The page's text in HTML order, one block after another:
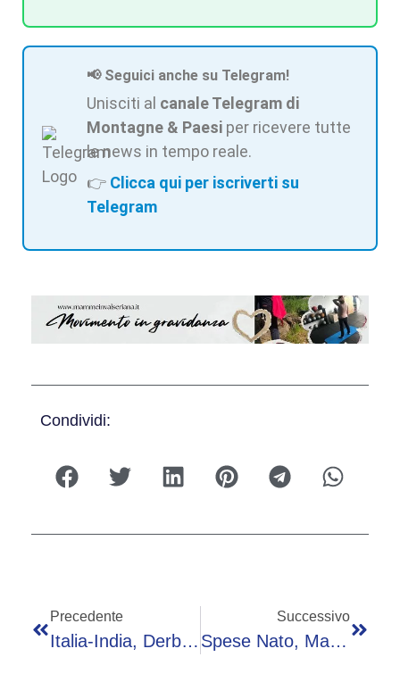
📢 Seguici anche su Telegram!
Unisciti al canale Telegram di
Montagne & Paesi per ricevere tutte
le news in tempo reale.
👉 Clicca qui per iscriverti su
Telegram
Condividi:
Precedente
Italia-India, Derby Tra Tradizione Romana E Pesce: Menu Del Pranzo Meloni-Modi Affidato A ‘Benito’
Successivo
Spese Nato, Maggioranza Frena In Senato: Che Fine Ha Fatto Il Punto 8?